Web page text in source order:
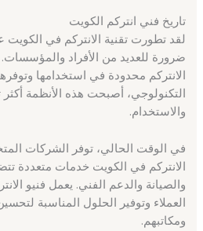
تاريخ فني انتركم الكويت
لقد تطورت تقنية الانتركم في
ضرورة للعديد من الأفراد
الانتركم محدودة في استخدامها
التكنولوجي، أصبحت هذه الأنظمة
والاستخدام.
في الوقت الحالي، توفر الشركات
الانتركم في الكويت خدمات متعددة
والصيانة والدعم الفني. يعمل فنيو
العملاء وتوفير الحلول المناسبة
ومكاتبهم.